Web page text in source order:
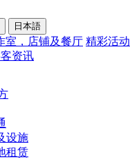
日本語
室，店铺及餐厅 精彩活动
资讯
设施
租赁